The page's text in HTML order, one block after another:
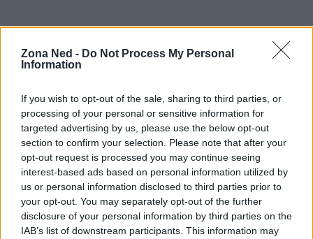
Zona Ned - Do Not Process My Personal
Information
If you wish to opt-out of the sale, sharing to third parties, or
processing of your personal or sensitive information for
targeted advertising by us, please use the below opt-out
section to confirm your selection. Please note that after your
opt-out request is processed you may continue seeing
interest-based ads based on personal information utilized by
us or personal information disclosed to third parties prior to
your opt-out. You may separately opt-out of the further
disclosure of your personal information by third parties on the
IAB’s list of downstream participants. This information may
rappresenta
una preziosa opportunità per riflettere
nostra vita quotidiana. In un contesto di crisi
climatica, è fondamentale promuovere una cultura
della sostenibilità e dell’attenzione verso il nostro
patrimonio naturale. Solo attraverso azioni
congiunte e una maggiore consapevolezza
possono essere garantiti un futuro migliore per gli
ecosistemi e la biodiversità.